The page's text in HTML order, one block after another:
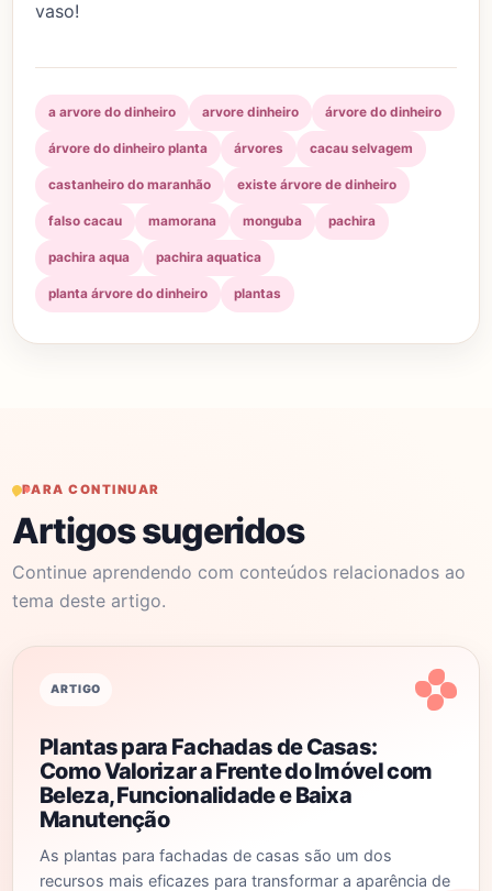
vaso!
a arvore do dinheiro arvore dinheiro árvore do dinheiro
árvore do dinheiro planta árvores cacau selvagem
castanheiro do maranhão existe árvore de dinheiro
falso cacau mamorana monguba pachira
pachira aqua pachira aquatica
planta árvore do dinheiro plantas
PARA CONTINUAR
Artigos sugeridos
Continue aprendendo com conteúdos relacionados ao
tema deste artigo.
ARTIGO
Plantas para Fachadas de Casas:
Como Valorizar a Frente do Imóvel com
Beleza, Funcionalidade e Baixa
Manutenção
As plantas para fachadas de casas são um dos
recursos mais eficazes para transformar a aparência de